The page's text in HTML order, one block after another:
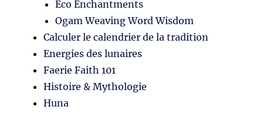
Eco Enchantments
Ogam Weaving Word Wisdom
Calculer le calendrier de la tradition
Energies des lunaires
Faerie Faith 101
Histoire & Mythologie
Huna